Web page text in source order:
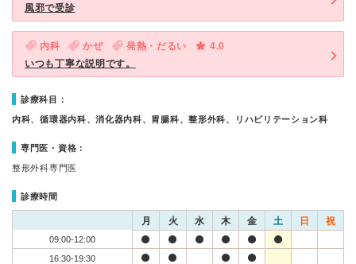
風邪で受診
内科 かぜ 発熱・だるい
4.0
いつも丁寧な説明です。
診療科目：
内科、循環器内科、消化器内科、胃腸科、整形外科、リハビリテーション科
専門医・資格：
整形外科専門医
診療時間
月 火 水 木 金 土 日 祝
09:00-12:00
16:30-19:30